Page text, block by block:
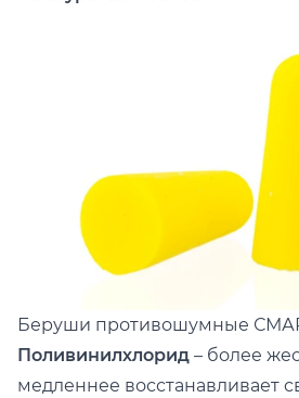
Беруши противошумные
Поливинилхлорид – более
медленнее восстанавливает